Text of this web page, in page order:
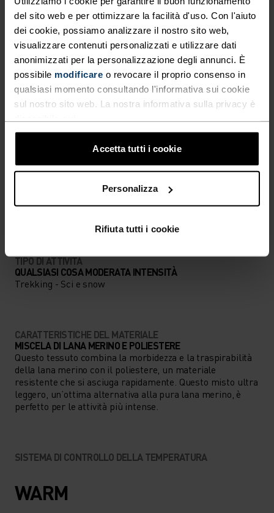
del sito web e per ottimizzare la facilità d'uso. Con l'aiuto
dei cookie, possiamo analizzare il nostro sito web,
visualizzare contenuti personalizzati e utilizzare dati
anonimizzati per la personalizzazione degli annunci. È
possibile modificare o revocare il proprio consenso in
qualsiasi momento consultando l'informativa sui cookie
sul nostro sito web. La nostra informativa sulla privacy è
Accetta tutti i cookie
Personalizza
Rifiuta tutti i cookie
IN PERFETTA SINTONIA
Abbigliamento da trekking comodo e versatile per
accompagnarti a ogni passo.
LIVELLO DI ATTIVITÀ
BASSO MODERATO ALTO
TIPO DI ATTIVITÀ
QUALSIASI COSA MODERATA INTENSITÀ
Trekking - Sci e snow
CARATTERISTICHE DEL MATERIALE
MISCELA DI LANA MERINO E POLIESTERE
Questo tessuto combina la morbidezza e la traspirabilità
della lana merino con il poliestere, un materiale
resistente che si asciuga rapidamente. Questo misto ultra
leggero, un’ottima alternativa alla pura lana merino, è
perfetto per le attività più intense.
SISTEMA DI CONTROLLO DELLA TEMPERATURA
WARM